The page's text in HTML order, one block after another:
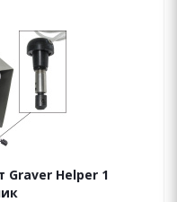
Graver Helper 1